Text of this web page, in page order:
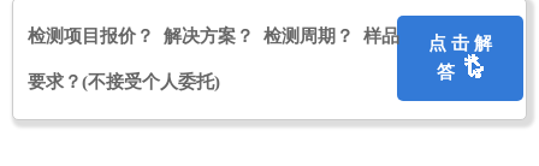
检测项目报价？ 解决方案？ 检测周期？ 样品
要求？(不接受个人委托)
点 击 解
答